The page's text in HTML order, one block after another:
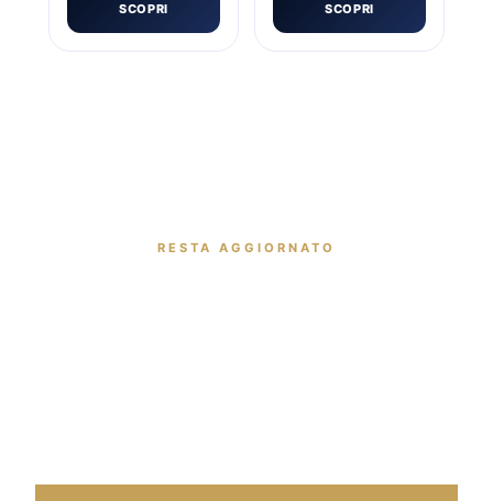
SCOPRI SCOPRI
RESTA AGGIORNATO